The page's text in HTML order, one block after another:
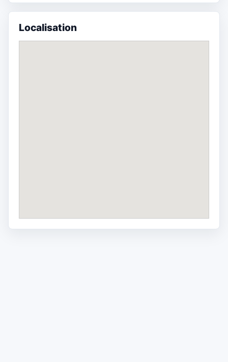
Localisation